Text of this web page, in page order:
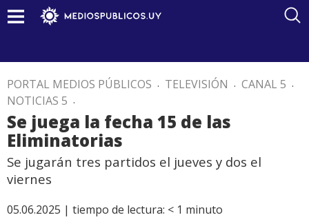
PORTAL MEDIOS PÚBLICOS . TELEVISIÓN . CANAL 5 .
NOTICIAS 5 .
Se juega la fecha 15 de las
Eliminatorias
Se jugarán tres partidos el jueves y dos el
viernes
05.06.2025 | tiempo de lectura: < 1 minuto